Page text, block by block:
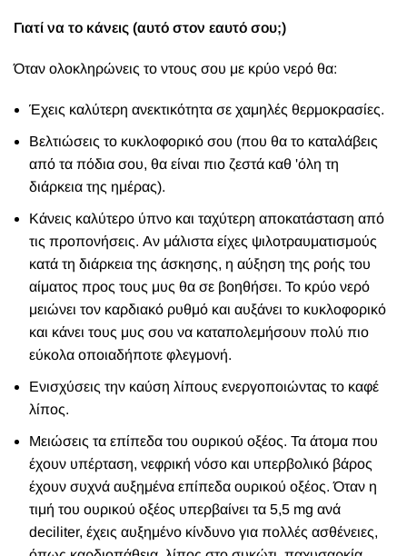
Γιατί να το κάνεις (αυτό στον εαυτό σου;)
Όταν ολοκληρώνεις το ντους σου με κρύο νερό θα:
Έχεις καλύτερη ανεκτικότητα σε χαμηλές θερμοκρασίες.
Βελτιώσεις το κυκλοφορικό σου (που θα το καταλάβεις
από τα πόδια σου, θα είναι πιο ζεστά καθ 'όλη τη
διάρκεια της ημέρας).
Κάνεις καλύτερο ύπνο και ταχύτερη αποκατάσταση από
τις προπονήσεις. Αν μάλιστα είχες ψιλοτραυματισμούς
κατά τη διάρκεια της άσκησης, η αύξηση της ροής του
αίματος προς τους μυς θα σε βοηθήσει. Το κρύο νερό
μειώνει τον καρδιακό ρυθμό και αυξάνει το κυκλοφορικό
και κάνει τους μυς σου να καταπολεμήσουν πολύ πιο
εύκολα οποιαδήποτε φλεγμονή.
Ενισχύσεις την καύση λίπους ενεργοποιώντας το καφέ
λίπος.
Μειώσεις τα επίπεδα του ουρικού οξέος. Τα άτομα που
έχουν υπέρταση, νεφρική νόσο και υπερβολικό βάρος
έχουν συχνά αυξημένα επίπεδα ουρικού οξέος. Όταν η
τιμή του ουρικού οξέος υπερβαίνει τα 5,5 mg ανά
deciliter, έχεις αυξημένο κίνδυνο για πολλές ασθένειες,